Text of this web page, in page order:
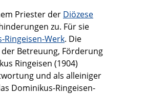
Priester der Diözese
zu. Für sie
Ringeisen-Werk. Die
Betreuung, Förderung
Ringeisen (1904)
und als alleiniger
Dominikus-Ringeisen-